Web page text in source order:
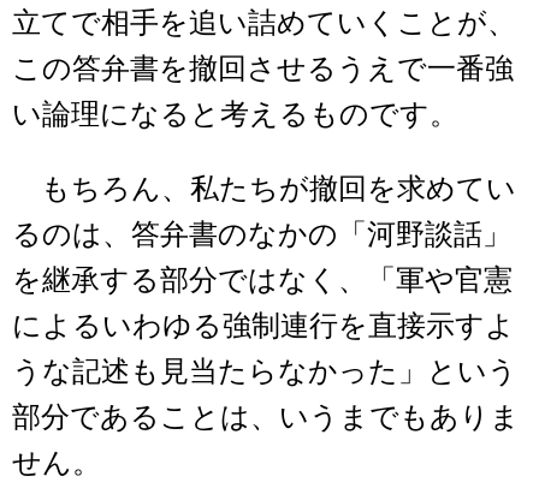
立てで相手を追い詰めていくことが、
この答弁書を撤回させるうえで一番強
い論理になると考えるものです。
もちろん、私たちが撤回を求めてい
るのは、答弁書のなかの「河野談話」
を継承する部分ではなく、「軍や官憲
によるいわゆる強制連行を直接示すよ
うな記述も見当たらなかった」という
部分であることは、いうまでもありま
せん。